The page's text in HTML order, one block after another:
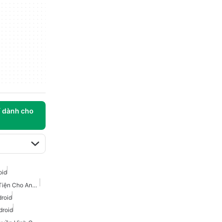
dành cho
Truyền Phát Đa Phương Tiện Cho Android